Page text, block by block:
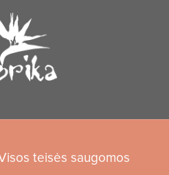
teisės saugomos